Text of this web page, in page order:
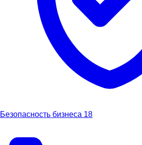
Безопасность бизнеса 18